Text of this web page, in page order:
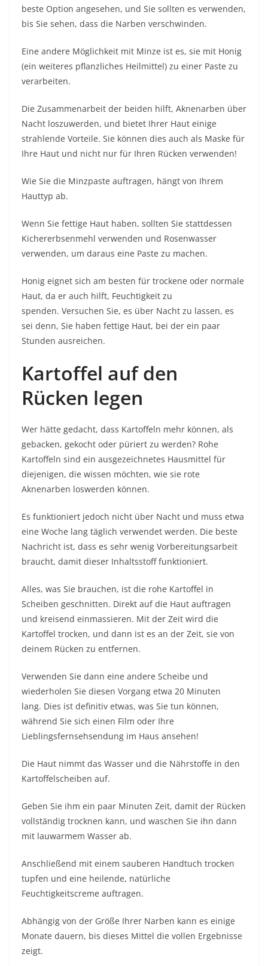
beste Option angesehen, und Sie sollten es verwenden,
bis Sie sehen, dass die Narben verschwinden.
Eine andere Möglichkeit mit Minze ist es, sie mit Honig
(ein weiteres pflanzliches Heilmittel) zu einer Paste zu
verarbeiten.
Die Zusammenarbeit der beiden hilft, Aknenarben über
Nacht loszuwerden, und bietet Ihrer Haut einige
strahlende Vorteile. Sie können dies auch als Maske für
Ihre Haut und nicht nur für Ihren Rücken verwenden!
Wie Sie die Minzpaste auftragen, hängt von Ihrem
Hauttyp ab.
Wenn Sie fettige Haut haben, sollten Sie stattdessen
Kichererbsenmehl verwenden und Rosenwasser
verwenden, um daraus eine Paste zu machen.
Honig eignet sich am besten für trockene oder normale
Haut, da er auch hilft, Feuchtigkeit zu
spenden. Versuchen Sie, es über Nacht zu lassen, es
sei denn, Sie haben fettige Haut, bei der ein paar
Stunden ausreichen.
Kartoffel auf den
Rücken legen
Wer hätte gedacht, dass Kartoffeln mehr können, als
gebacken, gekocht oder püriert zu werden? Rohe
Kartoffeln sind ein ausgezeichnetes Hausmittel für
diejenigen, die wissen möchten, wie sie rote
Aknenarben loswerden können.
Es funktioniert jedoch nicht über Nacht und muss etwa
eine Woche lang täglich verwendet werden. Die beste
Nachricht ist, dass es sehr wenig Vorbereitungsarbeit
braucht, damit dieser Inhaltsstoff funktioniert.
Alles, was Sie brauchen, ist die rohe Kartoffel in
Scheiben geschnitten. Direkt auf die Haut auftragen
und kreisend einmassieren. Mit der Zeit wird die
Kartoffel trocken, und dann ist es an der Zeit, sie von
deinem Rücken zu entfernen.
Verwenden Sie dann eine andere Scheibe und
wiederholen Sie diesen Vorgang etwa 20 Minuten
lang. Dies ist definitiv etwas, was Sie tun können,
während Sie sich einen Film oder Ihre
Lieblingsfernsehsendung im Haus ansehen!
Die Haut nimmt das Wasser und die Nährstoffe in den
Kartoffelscheiben auf.
Geben Sie ihm ein paar Minuten Zeit, damit der Rücken
vollständig trocknen kann, und waschen Sie ihn dann
mit lauwarmem Wasser ab.
Anschließend mit einem sauberen Handtuch trocken
tupfen und eine heilende, natürliche
Feuchtigkeitscreme auftragen.
Abhängig von der Größe Ihrer Narben kann es einige
Monate dauern, bis dieses Mittel die vollen Ergebnisse
zeigt.